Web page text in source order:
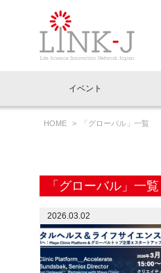
イベントお知らせメール登
イベント
過去イベント
事務局だより
アクセラレーション
協賛・協力
国内外連携
専用メニューはこちら
アクセス
HOME 「グローバル」一覧
「グローバル」一覧
2026.03.02